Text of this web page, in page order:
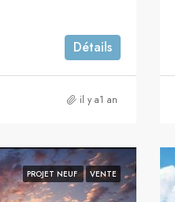
Détails
il y a1 an
PROJET NEUF VENTE